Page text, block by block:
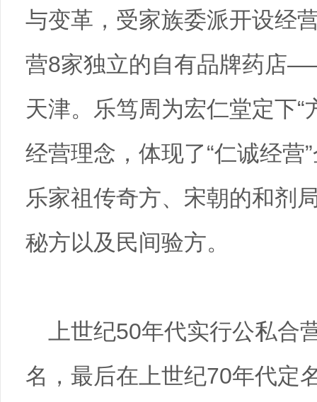
与变革，受家族委派开设经
营8家独立的自有品牌药店
天津。乐笃周为宏仁堂定下
经营理念，体现了“仁诚经营
乐家祖传奇方、宋朝的和剂
秘方以及民间验方。
上世纪50年代实行公私合
名，最后在上世纪70年代定